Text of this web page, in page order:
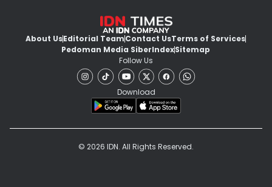
About UsEditorial TeamContact UsTerms of Services
Pedoman Media SiberIndexSitemap
Follow Us
Download
© 2026 IDN. All Rights Reserved.